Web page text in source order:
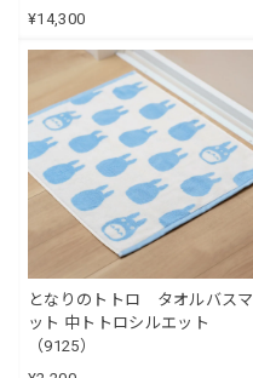
¥14,300
となりのトトロ タオルバスマ
ット 中トトロシルエット
（9125）